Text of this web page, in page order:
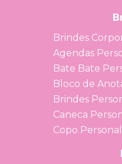
Brindes
Agendas
Bate Bate
Bloco de
Brindes
Caneca
Copo